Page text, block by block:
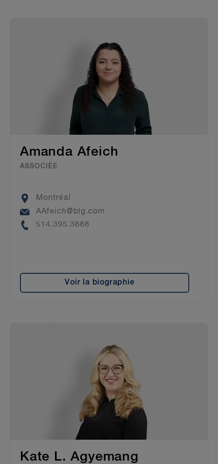
Amanda Afeich
ASSOCIÉE
Location
Montréal
Email
AAfeich@blg.com
Phone
514.395.3888
Voir la biographie
Kate L. Agyemang